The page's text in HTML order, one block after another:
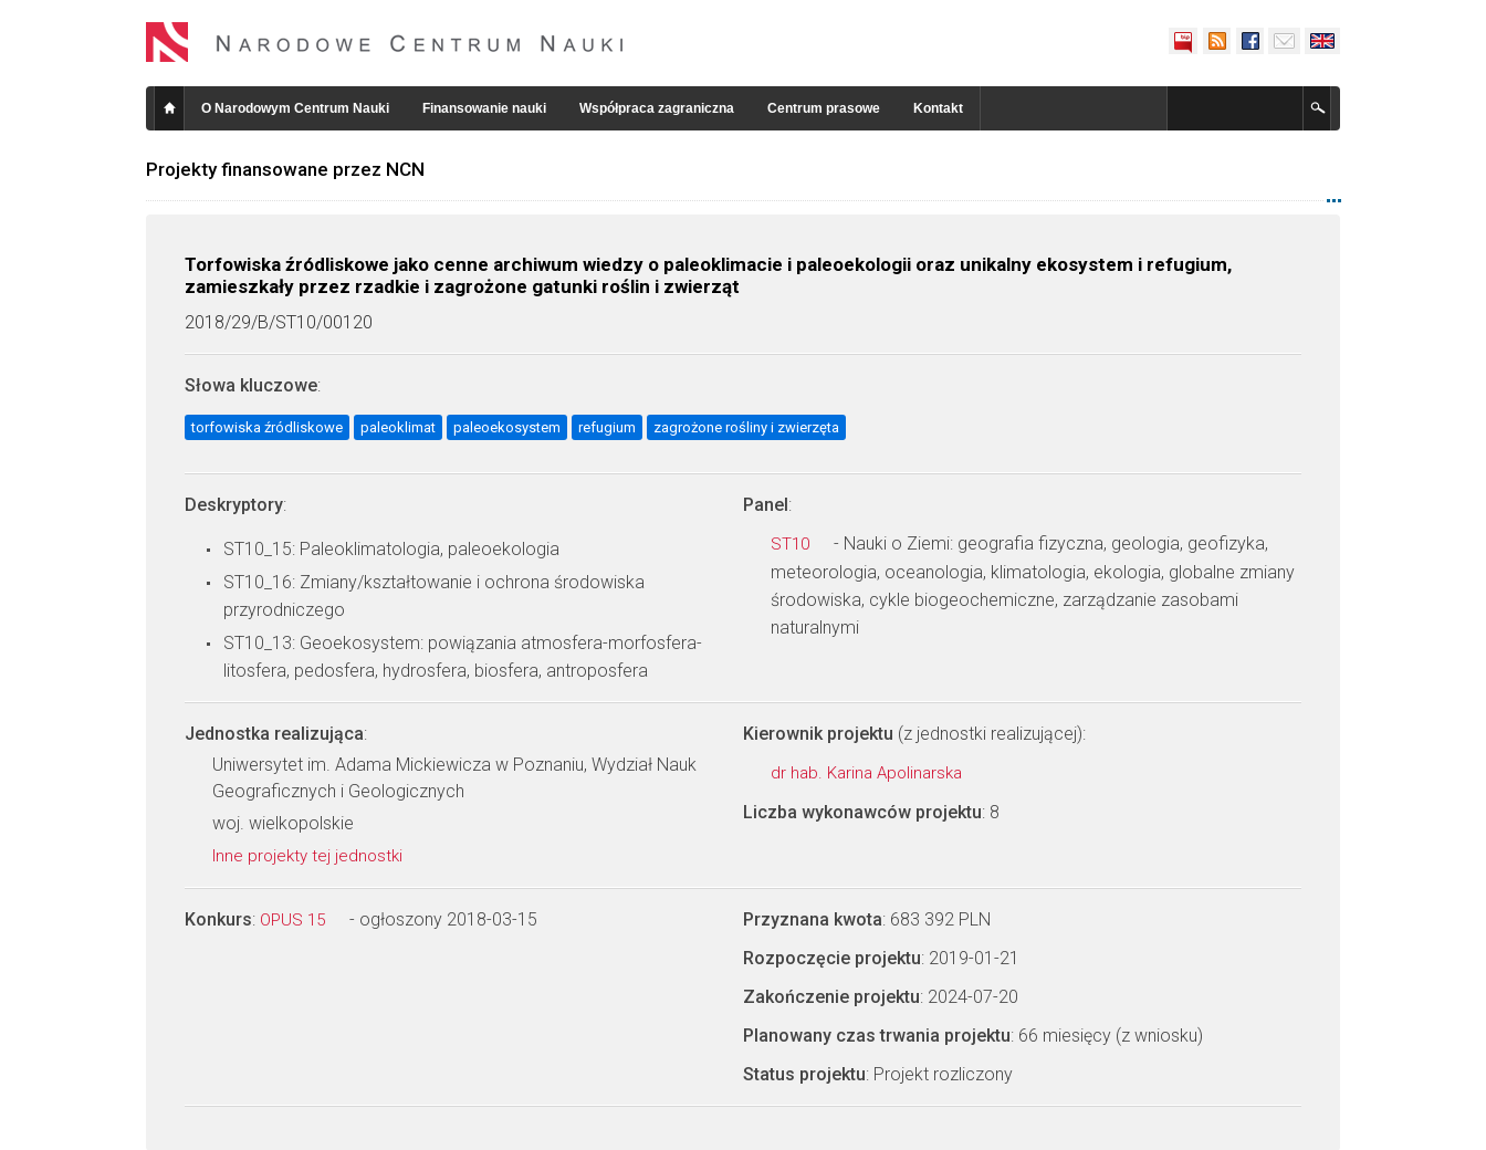
O Narodowym Centrum Nauki Finansowanie nauki Współpraca zagraniczna Centrum prasowe Kontakt
Projekty finansowane przez NCN
Torfowiska źródliskowe jako cenne archiwum wiedzy o paleoklimacie i paleoekologii oraz unikalny ekosystem i refugium,
zamieszkały przez rzadkie i zagrożone gatunki roślin i zwierząt
2018/29/B/ST10/00120
Słowa kluczowe:
torfowiska źródliskowe paleoklimat paleoekosystem refugium zagrożone rośliny i zwierzęta
Deskryptory:
ST10_15: Paleoklimatologia, paleoekologia
ST10_16: Zmiany/kształtowanie i ochrona środowiska
przyrodniczego
ST10_13: Geoekosystem: powiązania atmosfera-morfosfera-
litosfera, pedosfera, hydrosfera, biosfera, antroposfera
Panel:
ST10
- Nauki o Ziemi: geografia fizyczna, geologia, geofizyka,
meteorologia, oceanologia, klimatologia, ekologia, globalne zmiany
środowiska, cykle biogeochemiczne, zarządzanie zasobami
naturalnymi
Jednostka realizująca:
Uniwersytet im. Adama Mickiewicza w Poznaniu, Wydział Nauk
Geograficznych i Geologicznych
woj. wielkopolskie
Inne projekty tej jednostki
Kierownik projektu (z jednostki realizującej):
dr hab. Karina Apolinarska
Liczba wykonawców projektu: 8
Konkurs: OPUS 15 - ogłoszony 2018-03-15 Przyznana kwota: 683 392 PLN
Rozpoczęcie projektu: 2019-01-21
Zakończenie projektu: 2024-07-20
Planowany czas trwania projektu: 66 miesięcy (z wniosku)
Status projektu: Projekt rozliczony